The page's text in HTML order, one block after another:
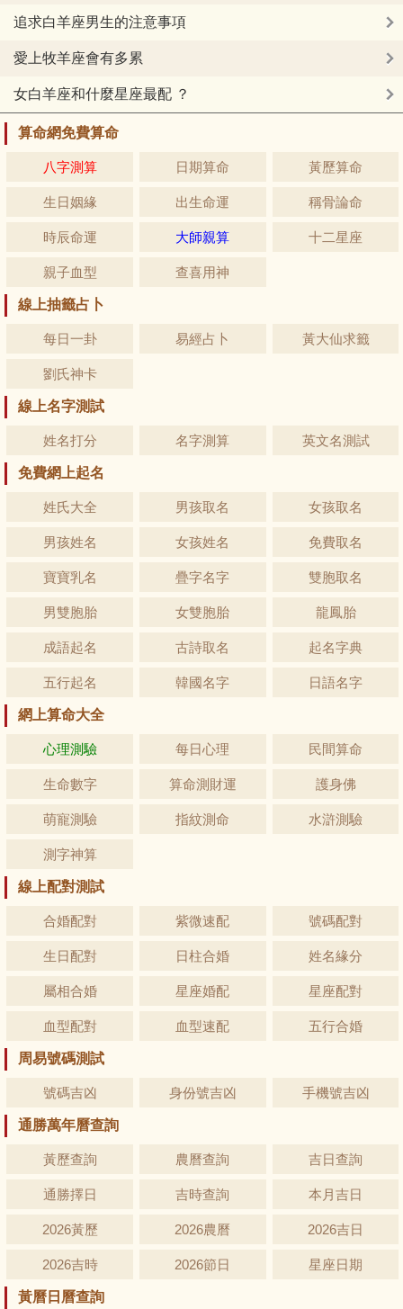
追求白羊座男生的注意事項
愛上牧羊座會有多累
女白羊座和什麼星座最配 ？
算命網免費算命
八字測算 日期算命 黃歷算命
生日姻緣 出生命運 稱骨論命
時辰命運 大師親算 十二星座
親子血型 查喜用神
線上抽籤占卜
每日一卦 易經占卜 黃大仙求籤
劉氏神卡
線上名字測試
姓名打分 名字測算 英文名測試
免費網上起名
姓氏大全 男孩取名 女孩取名
男孩姓名 女孩姓名 免費取名
寶寶乳名 疊字名字 雙胞取名
男雙胞胎 女雙胞胎 龍鳳胎
成語起名 古詩取名 起名字典
五行起名 韓國名字 日語名字
網上算命大全
心理測驗 每日心理 民間算命
生命數字 算命測財運 護身佛
萌寵測驗 指紋測命 水滸測驗
測字神算
線上配對測試
合婚配對 紫微速配 號碼配對
生日配對 日柱合婚 姓名緣分
屬相合婚 星座婚配 星座配對
血型配對 血型速配 五行合婚
周易號碼測試
號碼吉凶 身份號吉凶 手機號吉凶
通勝萬年曆查詢
黃歷查詢 農曆查詢 吉日查詢
通勝擇日 吉時查詢 本月吉日
2026黃歷 2026農曆 2026吉日
2026吉時 2026節日 星座日期
黃曆日曆查詢